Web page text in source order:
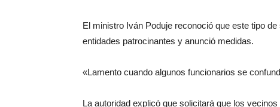
El ministro Iván Poduje reconoció que este tipo
entidades patrocinantes y anunció medidas.
«Lamento cuando algunos funcionarios se
La autoridad explicó que solicitará que los